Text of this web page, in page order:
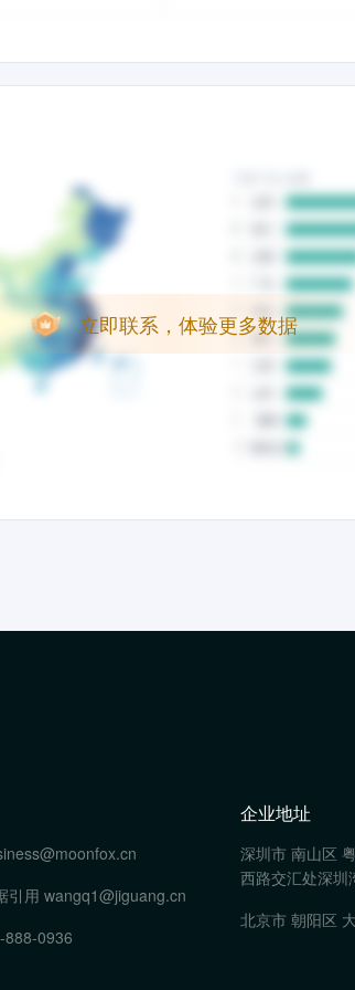
立即联系，体验更多数据
引用 wangq1@jiguang.cn
888-0936
企业地址
深圳市 南山区
西路交汇处深圳
北京市 朝阳区